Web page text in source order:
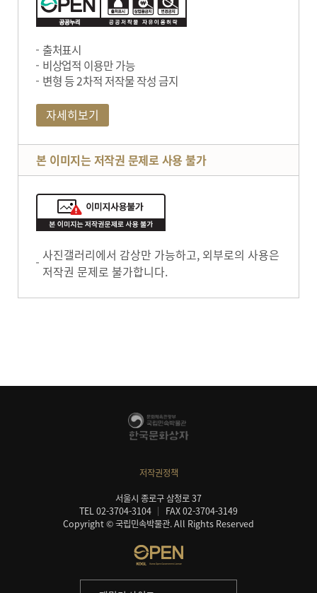
출처표시
비상업적 이용만 가능
변형 등 2차적 저작물 작성 금지
자세히보기
본 이미지는 저작권 문제로 사용 불가
사진갤러리에서 감상만 가능하고, 외부로의 사용은
저작권 문제로 불가합니다.
저작권정책
서울시 종로구 삼청로 37
TEL 02-3704-3104
FAX 02-3704-3149
Copyright © 국립민속박물관. All Rights Reserved